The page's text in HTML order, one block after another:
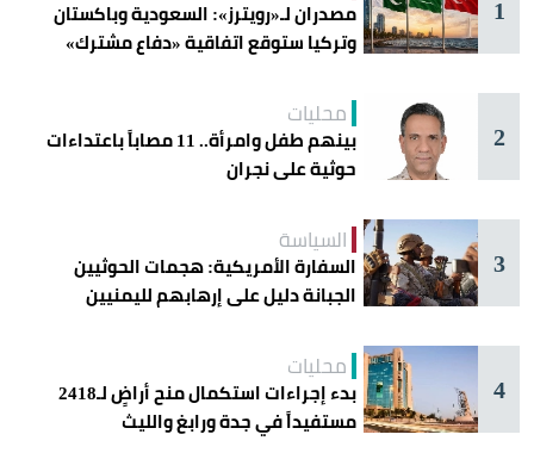
1
مصدران لـ«رويترز»: السعودية وباكستان
وتركيا ستوقع اتفاقية «دفاع مشترك»
2
محليات
بينهم طفل وامرأة.. 11 مصاباً باعتداءات
حوثية على نجران
3
السياسة
السفارة الأمريكية: هجمات الحوثيين
الجبانة دليل على إرهابهم لليمنيين
4
محليات
بدء إجراءات استكمال منح أراضٍ لـ2418
مستفيداً في جدة ورابغ والليث